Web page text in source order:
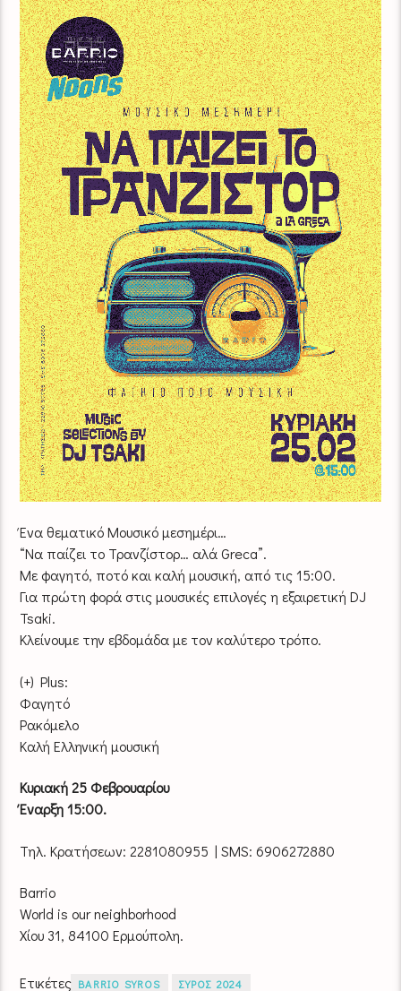
Ένα θεματικό Μουσικό μεσημέρι…
“Να παίζει το Τρανζίστορ… αλά Greca”.
Με φαγητό, ποτό και καλή μουσική, από τις 15:00.
Για πρώτη φορά στις μουσικές επιλογές η εξαιρετική DJ
Tsaki.
Κλείνουμε την εβδομάδα με τον καλύτερο τρόπο.
(+) Plus:
Φαγητό
Ρακόμελο
Καλή Ελληνική μουσική
Κυριακή 25 Φεβρουαρίου
Έναρξη 15:00.
Τηλ. Κρατήσεων: 2281080955 | SMS: 6906272880
Barrio
World is our neighborhood
Χίου 31, 84100 Ερμούπολη.
Ετικέτες BARRIO SYROS ΣΥΡΟΣ 2024